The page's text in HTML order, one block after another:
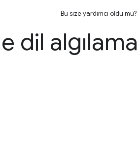
Bu size yardımcı oldu mu?
dil algılama